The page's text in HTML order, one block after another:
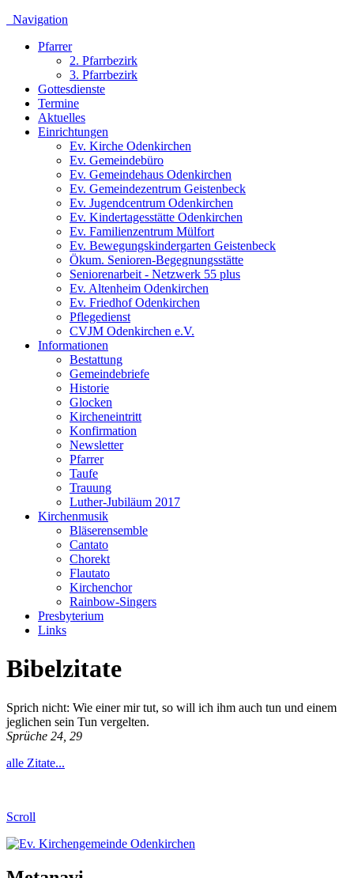
Navigation
Pfarrer
2. Pfarrbezirk
3. Pfarrbezirk
Gottesdienste
Termine
Aktuelles
Einrichtungen
Ev. Kirche Odenkirchen
Ev. Gemeindebüro
Ev. Gemeindehaus Odenkirchen
Ev. Gemeindezentrum Geistenbeck
Ev. Jugendcentrum Odenkirchen
Ev. Kindertagesstätte Odenkirchen
Ev. Familienzentrum Mülfort
Ev. Bewegungskindergarten Geistenbeck
Ökum. Senioren-Begegnungsstätte
Seniorenarbeit - Netzwerk 55 plus
Ev. Altenheim Odenkirchen
Ev. Friedhof Odenkirchen
Pflegedienst
CVJM Odenkirchen e.V.
Informationen
Bestattung
Gemeindebriefe
Historie
Glocken
Kircheneintritt
Konfirmation
Newsletter
Pfarrer
Taufe
Trauung
Luther-Jubiläum 2017
Kirchenmusik
Bläserensemble
Cantato
Chorekt
Flautato
Kirchenchor
Rainbow-Singers
Presbyterium
Links
Bibelzitate
Sprich nicht: Wie einer mir tut, so will ich ihm auch tun und einem
jeglichen sein Tun vergelten.
Sprüche 24, 29
alle Zitate...
Scroll